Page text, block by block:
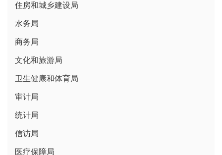
住房和城乡建设局
水务局
商务局
文化和旅游局
卫生健康和体育局
审计局
统计局
信访局
医疗保障局